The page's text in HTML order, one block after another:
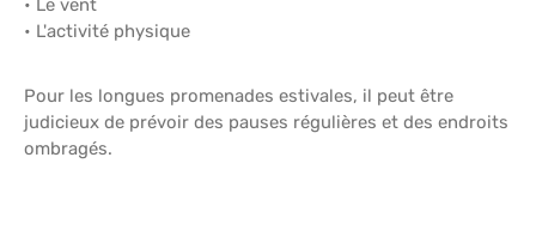
• Le vent
• L'activité physique
Pour les longues promenades estivales, il peut être
judicieux de prévoir des pauses régulières et des endroits
ombragés.